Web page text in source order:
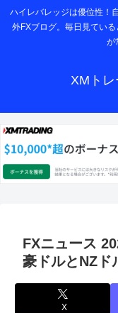
ハイレバレッジは優位性！
外FXブログ。毎日見てい
が
XMト
FXニュース
豪ドルとNZド
X